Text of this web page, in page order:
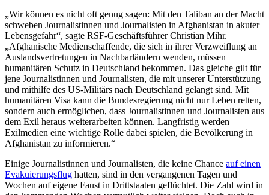
„Wir können es nicht oft genug sagen: Mit den Taliban an der Macht
schweben Journalistinnen und Journalisten in Afghanistan in akuter
Lebensgefahr“, sagte RSF-Geschäftsführer Christian Mihr.
„Afghanische Medienschaffende, die sich in ihrer Verzweiflung an
Auslandsvertretungen in Nachbarländern wenden, müssen
humanitären Schutz in Deutschland bekommen. Das gleiche gilt für
jene Journalistinnen und Journalisten, die mit unserer Unterstützung
und mithilfe des US-Militärs nach Deutschland gelangt sind. Mit
humanitären Visa kann die Bundesregierung nicht nur Leben retten,
sondern auch ermöglichen, dass Journalistinnen und Journalisten aus
dem Exil heraus weiterarbeiten können. Langfristig werden
Exilmedien eine wichtige Rolle dabei spielen, die Bevölkerung in
Afghanistan zu informieren.“
Einige Journalistinnen und Journalisten, die keine Chance auf einen
Evakuierungsflug hatten, sind in den vergangenen Tagen und
Wochen auf eigene Faust in Drittstaaten geflüchtet. Die Zahl wird in